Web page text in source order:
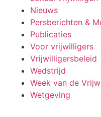
Nieuws
Persberichten &
Publicaties
Voor vrijwilligers
Vrijwilligersbeleid
Wedstrijd
Week van de
Wetgeving